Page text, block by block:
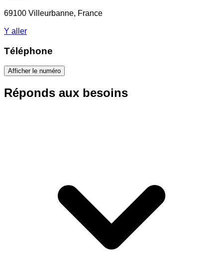
69100 Villeurbanne, France
Y aller
Téléphone
Afficher le numéro
Réponds aux besoins